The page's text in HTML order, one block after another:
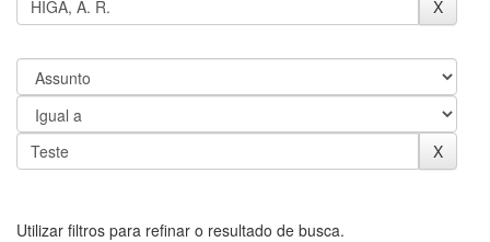
Utilizar filtros para refinar o resultado de busca.